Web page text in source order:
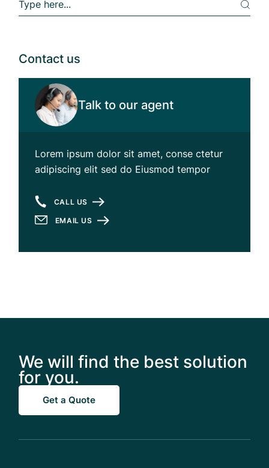
Contact us
Talk to our agent
Lorem ipsum dolor sit amet, conse ctetur
adipiscing elit sed do Eiusmod tempor
CALL US
EMAIL US
We will find the best solution
for you.
Get a Quote